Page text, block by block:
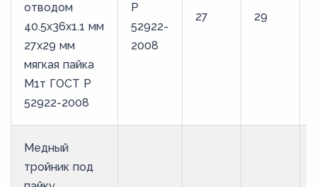
отводом
40.5х36х1.1 мм
27х29 мм
мягкая пайка
М1т ГОСТ Р
52922-2008
Р
52922-
2008
27 29
Медный
тройник под